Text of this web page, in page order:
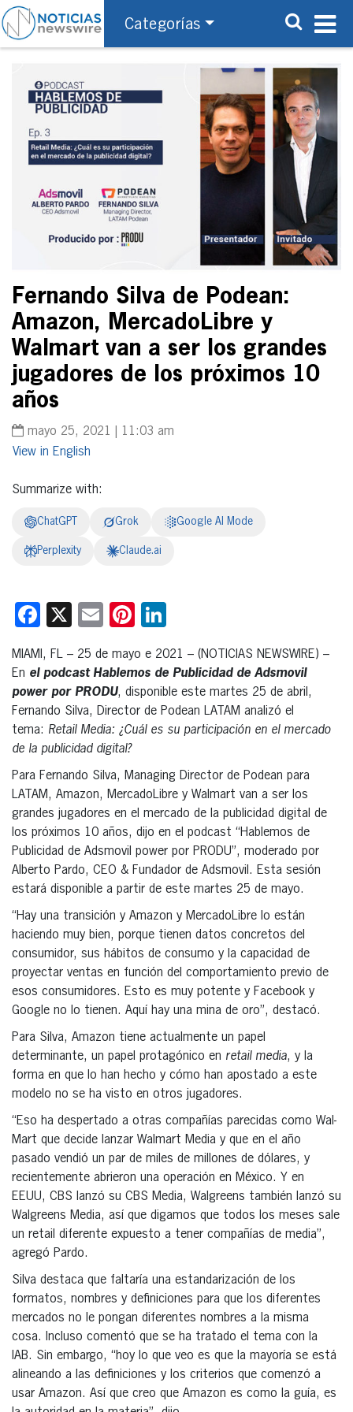
Categorías
Fernando Silva de Podean:
Amazon, MercadoLibre y
Walmart van a ser los grandes
jugadores de los próximos 10
años
mayo 25, 2021 | 11:03 am
English
Summarize with:
ChatGPT Grok Google AI Mode
Perplexity Claude.ai
Facebook
X EmailPinterest
MIAMI, FL – 25 de mayo e 2021 – (NOTICIAS NEWSWIRE) –
En el podcast Hablemos de Publicidad de Adsmovil
power por PRODU, disponible este martes 25 de abril,
Fernando Silva, Director de Podean LATAM analizó el
tema: Retail Media: ¿Cuál es su participación en el mercado
de la publicidad digital?
Para Fernando Silva, Managing Director de Podean para
LATAM, Amazon, MercadoLibre y Walmart van a ser los
grandes jugadores en el mercado de la publicidad digital de
los próximos 10 años, dijo en el podcast “Hablemos de
Publicidad de Adsmovil power por PRODU”, moderado por
Alberto Pardo, CEO & Fundador de Adsmovil. Esta sesión
estará disponible a partir de este martes 25 de mayo.
“Hay una transición y Amazon y MercadoLibre lo están
haciendo muy bien, porque tienen datos concretos del
consumidor, sus hábitos de consumo y la capacidad de
proyectar ventas en función del comportamiento previo de
esos consumidores. Esto es muy potente y Facebook y
Google no lo tienen. Aquí hay una mina de oro”, destacó.
Para Silva, Amazon tiene actualmente un papel
determinante, un papel protagónico en retail media, y la
forma en que lo han hecho y cómo han apostado a este
modelo no se ha visto en otros jugadores.
“Eso ha despertado a otras compañías parecidas como Wal-
Mart que decide lanzar Walmart Media y que en el año
pasado vendió un par de miles de millones de dólares, y
recientemente abrieron una operación en México. Y en
EEUU, CBS lanzó su CBS Media, Walgreens también lanzó su
Walgreens Media, así que digamos que todos los meses sale
un retail diferente expuesto a tener compañías de media”,
agregó Pardo.
Silva destaca que faltaría una estandarización de los
formatos, nombres y definiciones para que los diferentes
mercados no le pongan diferentes nombres a la misma
cosa. Incluso comentó que se ha tratado el tema con la
IAB. Sin embargo, “hoy lo que veo es que la mayoría se está
alineando a las definiciones y los criterios que comenzó a
usar Amazon. Así que creo que Amazon es como la guía, es